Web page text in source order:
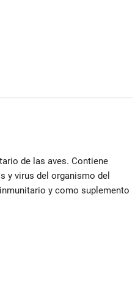
de las aves. Contiene
y virus del organismo del
y como suplemento